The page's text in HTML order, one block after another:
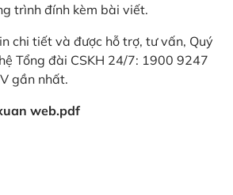
trình đính kèm bài viết.
chi tiết và được hỗ trợ, tư vấn, Quý
Tổng đài CSKH 24/7: 1900 9247
gần nhất.
web.pdf